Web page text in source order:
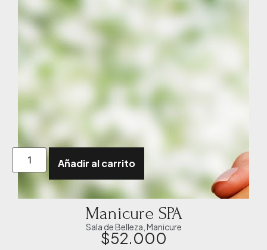
Añadir al carrito
Manicure SPA
Sala de Belleza Manicure
$52.000